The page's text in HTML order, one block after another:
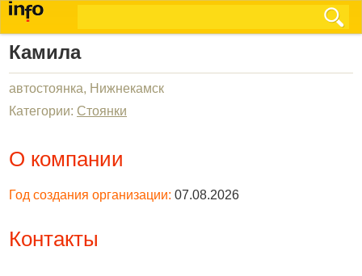
Камила
автостоянка, Нижнекамск
Категории: Стоянки
О компании
Год создания организации: 07.08.2026
Контакты